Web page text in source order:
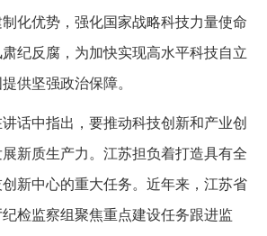
化优势，强化国家战略科技力量使命
纪反腐，为加快实现高水平科技自立
供坚强政治保障。
话中指出，要推动科技创新和产业创
新质生产力。江苏担负着打造具有全
新中心的重大任务。近年来，江苏省
检监察组聚焦重点建设任务跟进监